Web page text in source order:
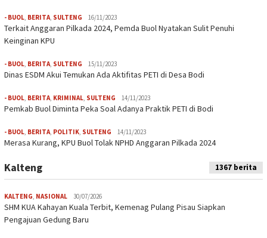
- BUOL BERITA SULTENG 16/11/2023
Terkait Anggaran Pilkada 2024, Pemda Buol Nyatakan Sulit Penuhi
Keinginan KPU
- BUOL BERITA SULTENG 15/11/2023
Dinas ESDM Akui Temukan Ada Aktifitas PETI di Desa Bodi
- BUOL BERITA KRIMINAL SULTENG 14/11/2023
Pemkab Buol Diminta Peka Soal Adanya Praktik PETI di Bodi
- BUOL BERITA POLITIK SULTENG 14/11/2023
Merasa Kurang, KPU Buol Tolak NPHD Anggaran Pilkada 2024
Kalteng 1367 berita
KALTENG, NASIONAL 30/07/2026
SHM KUA Kahayan Kuala Terbit, Kemenag Pulang Pisau Siapkan
Pengajuan Gedung Baru